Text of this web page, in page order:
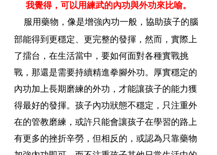
我覺得，可以用練武的內功與外功來比喻。
服用藥物，像是增強內功一般，協助孩子的腦
部能得到更穩定、更完整的發揮，然而，實際上
了擂台，在生活當中，要如何面對各種實戰挑
戰，那還是需要持續精進拳腳外功。厚實穩定的
內功加上長期磨練的外功，才能讓孩子的能力獲
得最好的發揮。孩子內功狀態不穩定，只注重外
在的管教磨練，或許只能會讓孩子在學習的路上
有更多的挫折辛勞，但相反的，或認為只靠藥物